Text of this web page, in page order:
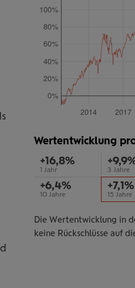
2014 2017
0%
20%
40%
60%
80%
100%
Wertentwicklung
1 Jahr
+16,8%
3 Jahre
10 Jahre
+6,4%
15 Jahre
+7,1%
Die Wertentwicklung in
keine Rückschlüsse auf